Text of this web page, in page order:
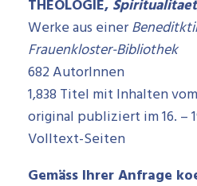
THEOLOGIE, Spiritualitaet
Werke aus einer
Frauenkloster-Bibliothek
682 AutorInnen
1,838 Titel mit Inhalten vom
original publiziert im 16. –
Volltext-Seiten
Gemäss Ihrer Anfrage